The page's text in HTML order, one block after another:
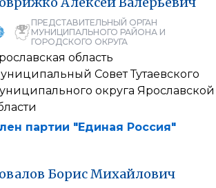
ПРЕДСТАВИТЕЛЬНЫЙ ОРГАН
МУНИЦИПАЛЬНОГО РАЙОНА И
ГОРОДСКОГО ОКРУГА
область
Совет Тутаевского
округа Ярославской
партии "Единая Россия"
БорисМихайлович